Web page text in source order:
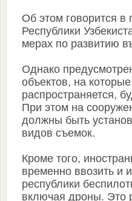
Об этом говорится в
Республики
мерах по развитию
Однако
объектов, на
распространяется,
При этом на
должны быть
видов съемок.
Кроме того,
временно ввозить и
республики
включая дроны. Это